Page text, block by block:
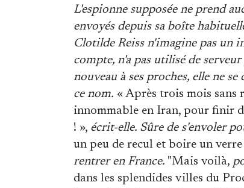
L'espionne supposée ne prend
envoyés depuis sa boîte
Clotilde Reiss n'imagine pas un
compte, n'a pas utilisé de
nouveau à ses proches, elle ne
ce nom. « Après trois mois sans
innommable en Iran, pour finir
! », écrit-elle. Sûre de s'envoler
un peu de recul et boire un
rentrer en France. "Mais voilà,
dans les splendides villes du